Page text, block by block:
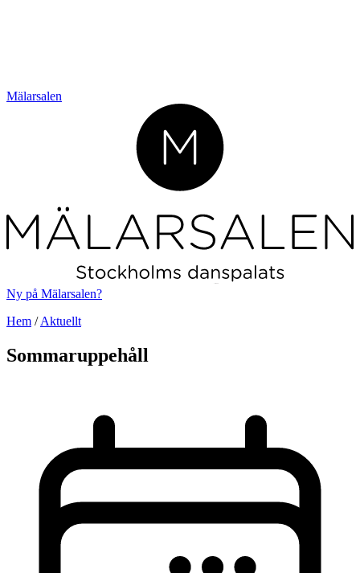
Mälarsalen
em ipsum
Ny på Mälarsalen?
Hem /Aktuellt
Sommaruppehåll